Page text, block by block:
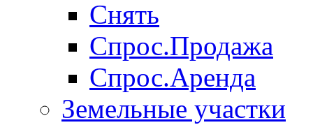
Снять
Спрос.Продажа
Спрос.Аренда
Земельные участки